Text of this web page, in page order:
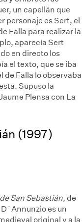
un capellán que
personaje es Sert, el
Falla para realizar la
aparecía Sert
en directo los
el texto, que se iba
de Falla lo observaba
Supuso la
Plensa con La
(1997)
San Sebastián, de
es un
original y a la